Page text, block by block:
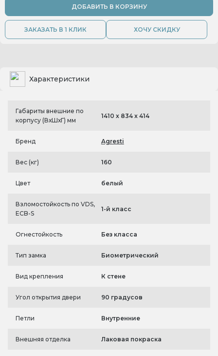
ДОБАВИТЬ В КОРЗИНУ
ЗАКАЗАТЬ В 1 КЛИК ХОЧУ СКИДКУ
Характеристики
Габариты внешние по
корпусу (ВхШхГ) мм
1410 x 834 x 414
Бренд Agresti
Вес (кг) 160
Цвет белый
Взломостойкость по VDS,
ECB-S
1-й класс
Огнестойкость Без класса
Тип замка Биометрический
Вид крепления К стене
Угол открытия двери 90 градусов
Петли Внутренние
Внешняя отделка Лаковая покраска